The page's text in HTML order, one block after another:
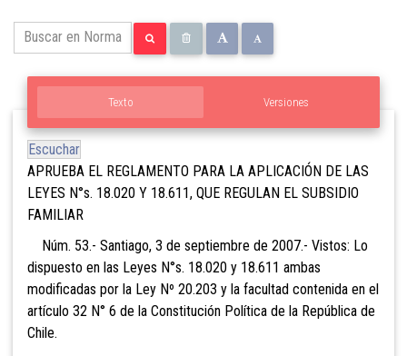
Texto Versiones
Escuchar
APRUEBA EL REGLAMENTO PARA LA APLICACIÓN DE LAS
LEYES N°s. 18.020 Y 18.611, QUE REGULAN EL SUBSIDIO
FAMILIAR
Núm. 53.- Santiago, 3 de septiembre de 2007.- Vistos: Lo
dispuesto en las Leyes N°s. 18.020 y 18.611 ambas
modificadas por la Ley Nº 20.203 y la facultad contenida en el
artículo 32 N° 6 de la Constitución Política de la República de
Chile.